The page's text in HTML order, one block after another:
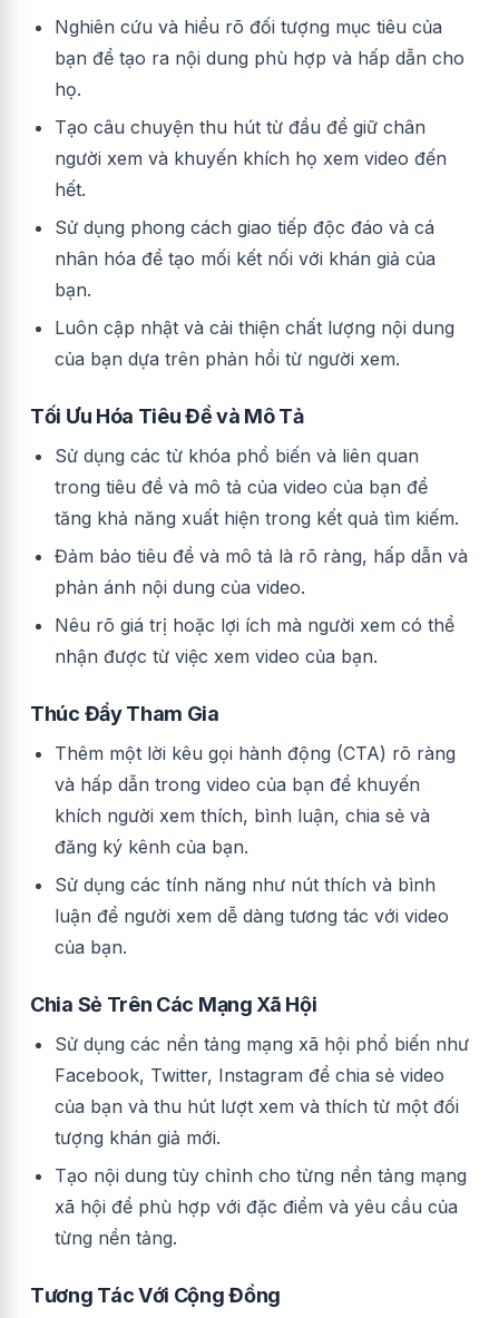
Nghiên cứu và hiểu rõ đối tượng mục tiêu của
bạn để tạo ra nội dung phù hợp và hấp dẫn cho
họ.
Tạo câu chuyện thu hút từ đầu để giữ chân
người xem và khuyến khích họ xem video đến
hết.
Sử dụng phong cách giao tiếp độc đáo và cá
nhân hóa để tạo mối kết nối với khán giả của
bạn.
Luôn cập nhật và cải thiện chất lượng nội dung
của bạn dựa trên phản hồi từ người xem.
Tối Ưu Hóa Tiêu Đề và Mô Tả
Sử dụng các từ khóa phổ biến và liên quan
trong tiêu đề và mô tả của video của bạn để
tăng khả năng xuất hiện trong kết quả tìm kiếm.
Đảm bảo tiêu đề và mô tả là rõ ràng, hấp dẫn và
phản ánh nội dung của video.
Nêu rõ giá trị hoặc lợi ích mà người xem có thể
nhận được từ việc xem video của bạn.
Thúc Đẩy Tham Gia
Thêm một lời kêu gọi hành động (CTA) rõ ràng
và hấp dẫn trong video của bạn để khuyến
khích người xem thích, bình luận, chia sẻ và
đăng ký kênh của bạn.
Sử dụng các tính năng như nút thích và bình
luận để người xem dễ dàng tương tác với video
của bạn.
Chia Sẻ Trên Các Mạng Xã Hội
Sử dụng các nền tảng mạng xã hội phổ biến như
Facebook, Twitter, Instagram để chia sẻ video
của bạn và thu hút lượt xem và thích từ một đối
tượng khán giả mới.
Tạo nội dung tùy chỉnh cho từng nền tảng mạng
xã hội để phù hợp với đặc điểm và yêu cầu của
từng nền tảng.
Tương Tác Với Cộng Đồng